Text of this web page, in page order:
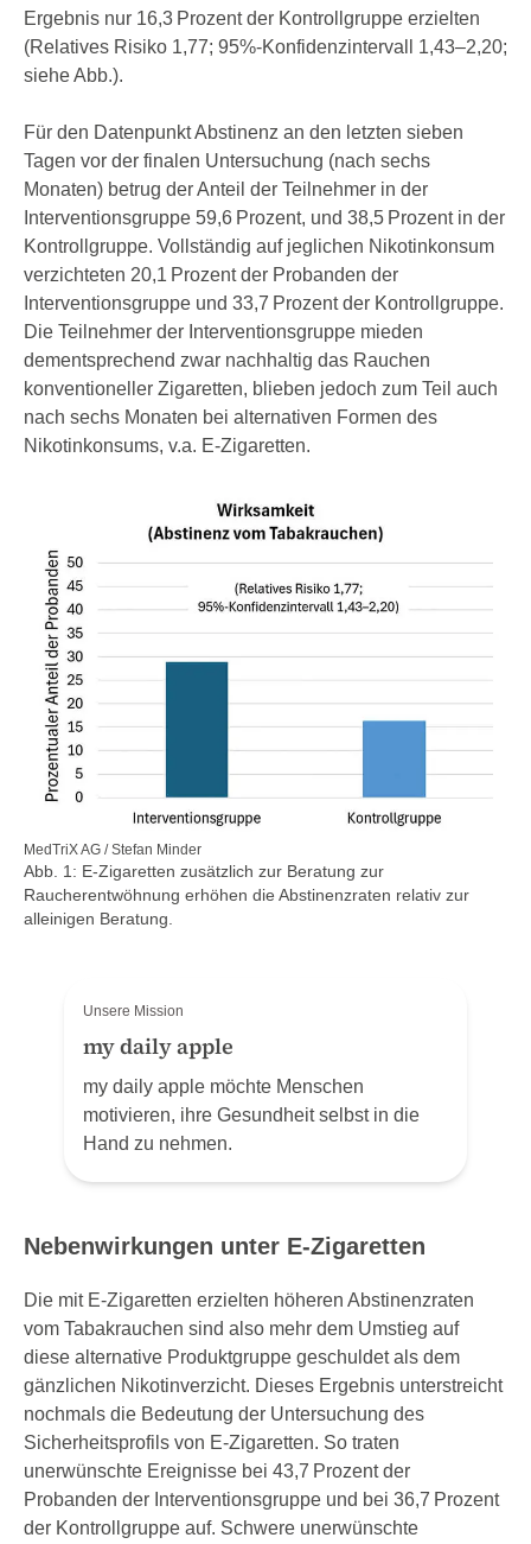
Ergebnis nur 16,3 Prozent der Kontrollgruppe erzielten
(Relatives Risiko 1,77; 95%-Konfidenzintervall 1,43–2,20;
siehe Abb.).
Für den Datenpunkt Abstinenz an den letzten sieben
Tagen vor der finalen Untersuchung (nach sechs
Monaten) betrug der Anteil der Teilnehmer in der
Interventionsgruppe 59,6 Prozent, und 38,5 Prozent in der
Kontrollgruppe. Vollständig auf jeglichen Nikotinkonsum
verzichteten 20,1 Prozent der Probanden der
Interventionsgruppe und 33,7 Prozent der Kontrollgruppe.
Die Teilnehmer der Interventionsgruppe mieden
dementsprechend zwar nachhaltig das Rauchen
konventioneller Zigaretten, blieben jedoch zum Teil auch
nach sechs Monaten bei alternativen Formen des
Nikotinkonsums, v.a. E-Zigaretten.
MedTriX AG / Stefan Minder
Abb. 1: E-Zigaretten zusätzlich zur Beratung zur
Raucherentwöhnung erhöhen die Abstinenzraten relativ zur
alleinigen Beratung.
Unsere Mission
my daily apple
my daily apple möchte Menschen
motivieren, ihre Gesundheit selbst in die
Hand zu nehmen.
Nebenwirkungen unter E-Zigaretten
Die mit E-Zigaretten erzielten höheren Abstinenzraten
vom Tabakrauchen sind also mehr dem Umstieg auf
diese alternative Produktgruppe geschuldet als dem
gänzlichen Nikotinverzicht. Dieses Ergebnis unterstreicht
nochmals die Bedeutung der Untersuchung des
Sicherheitsprofils von E-Zigaretten. So traten
unerwünschte Ereignisse bei 43,7 Prozent der
Probanden der Interventionsgruppe und bei 36,7 Prozent
der Kontrollgruppe auf. Schwere unerwünschte